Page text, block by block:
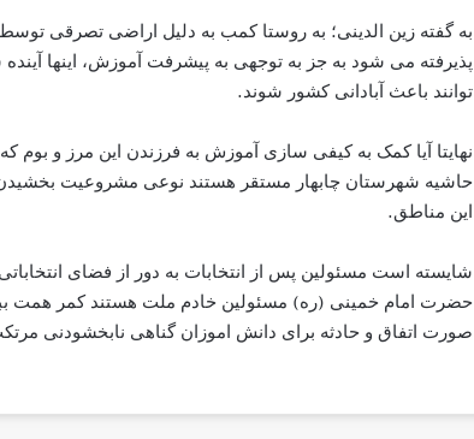
به گفته زین الدینی؛ به روستا کمب به دلیل اراضی تصرقی
پذیرفته می شود به جز به توجهی به پیشرفت آموزش، اینها
توانند باعث آبادانی کشور شوند.
نهایتا آیا کمک به کیفی سازی آموزش به فرزندن این مرز و بوم
حاشیه شهرستان چابهار مستقر هستند نوعی مشروعیت بخشیدن
این مناطق.
شایسته است مسئولین پس از انتخابات به دور از فضای
حضرت امام خمینی (ره) مسئولین خادم ملت هستند کمر همت
صورت اتفاق و حادثه برای دانش اموزان گناهی نابخشودنی